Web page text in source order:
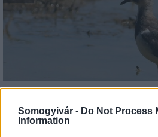
Somogyivár - Do Not Process
Information
vadállományt a somogyi